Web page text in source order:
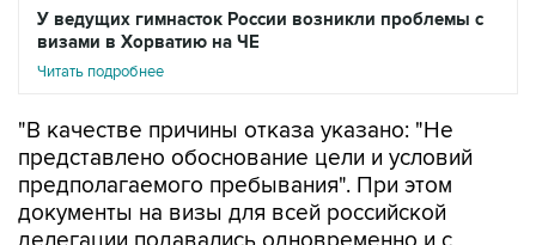
У ведущих гимнасток России возникли проблемы с
визами в Хорватию на ЧЕ
Читать подробнее
"В качестве причины отказа указано: "Не
представлено обоснование цели и условий
предполагаемого пребывания". При этом
документы на визы для всей российской